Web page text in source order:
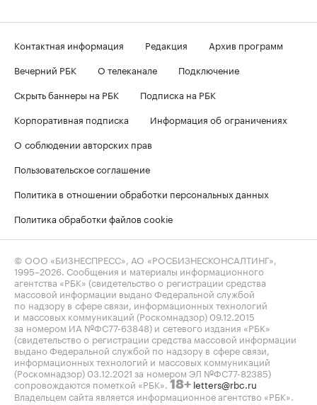
Контактная информация Редакция
Архив программ
Вечерний РБК
О телеканале
Подключение
Скрыть баннеры на РБК
Подписка на РБК
Корпоративная подписка
Информация об ограничениях
О соблюдении авторских прав
Пользовательское соглашение
Политика в отношении обработки персональных данных
Политика обработки файлов cookie
© ООО «БИЗНЕСПРЕСС», АО «РОСБИЗНЕСКОНСАЛТИНГ»,
1995–2026 . Сообщения и материалы информационного
агентства «РБК» (свидетельство о регистрации средства
массовой информации выдано Федеральной службой
по надзору в сфере связи, информационных технологий
и массовых коммуникаций (Роскомнадзор) 09.12.2015
за номером ИА №ФС77-63848) и сетевого издания «РБК»
(свидетельство о регистрации средства массовой информации
выдано Федеральной службой по надзору в сфере связи,
информационных технологий и массовых коммуникаций
(Роскомнадзор) 03.12.2021 за номером ЭЛ №ФС77-82385)
сопровождаются пометкой «РБК». 18+ letters@rbc.ru
Владельцем сайта является информационное агентство «РБК».